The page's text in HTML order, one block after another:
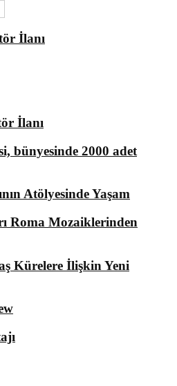
İlanı
İlanı
bünyesinde 2000 adet
Atölyesinde Yaşam
Roma Mozaiklerinden
Kürelere İlişkin Yeni